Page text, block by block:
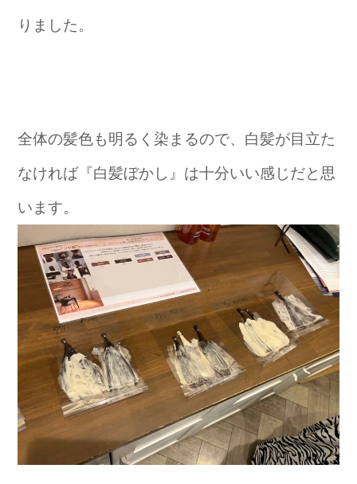
りました。
全体の髪色も明るく染まるので、白髪が目立た
なければ『白髪ぼかし』は十分いい感じだと思
います。